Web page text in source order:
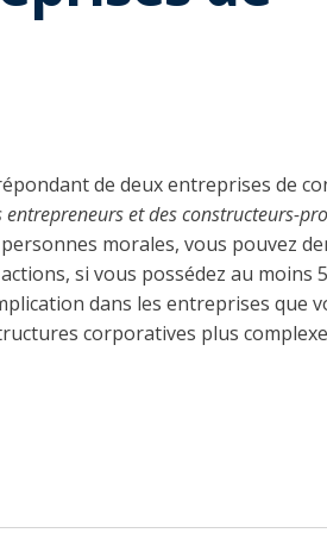
de deux entreprises de
et des constructeurs-
morales, vous pouvez
si vous possédez au moins
dans les entreprises que
corporatives plus